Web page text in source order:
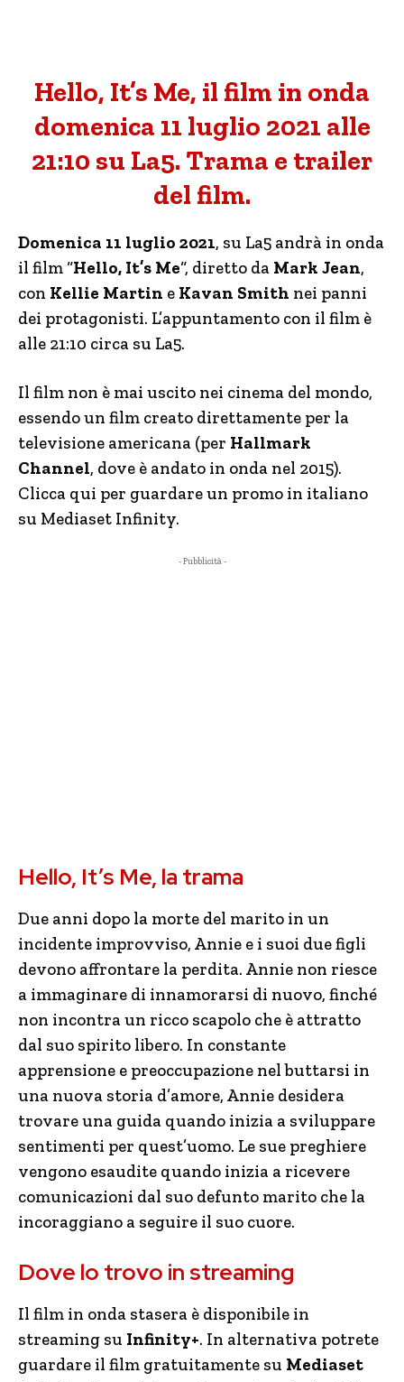
Hello, It’s Me, il film in onda
domenica 11 luglio 2021 alle
21:10 su La5. Trama e trailer
del film.
Domenica 11 luglio 2021, su La5 andrà in onda
il film “Hello, It’s Me“, diretto da Mark Jean,
con Kellie Martin e Kavan Smith nei panni
dei protagonisti. L’appuntamento con il film è
alle 21:10 circa su La5.
Il film non è mai uscito nei cinema del mondo,
essendo un film creato direttamente per la
televisione americana (per Hallmark
Channel, dove è andato in onda nel 2015).
Clicca qui per guardare un promo in italiano
su Mediaset Infinity.
- Pubblicità -
Hello, It’s Me, la trama
Due anni dopo la morte del marito in un
incidente improvviso, Annie e i suoi due figli
devono affrontare la perdita. Annie non riesce
a immaginare di innamorarsi di nuovo, finché
non incontra un ricco scapolo che è attratto
dal suo spirito libero. In constante
apprensione e preoccupazione nel buttarsi in
una nuova storia d’amore, Annie desidera
trovare una guida quando inizia a sviluppare
sentimenti per quest’uomo. Le sue preghiere
vengono esaudite quando inizia a ricevere
comunicazioni dal suo defunto marito che la
incoraggiano a seguire il suo cuore.
Dove lo trovo in streaming
Il film in onda stasera è disponibile in
streaming su Infinity+. In alternativa potrete
guardare il film gratuitamente su Mediaset